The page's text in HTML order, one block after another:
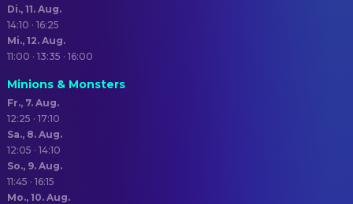
Di., 11. Aug.
14:10 · 16:25
Mi., 12. Aug.
11:00 · 13:35 · 16:00
Minions & Monsters
Fr., 7. Aug.
12:25 · 17:10
Sa., 8. Aug.
12:05 · 14:10
So., 9. Aug.
11:45 · 16:15
Mo., 10. Aug.